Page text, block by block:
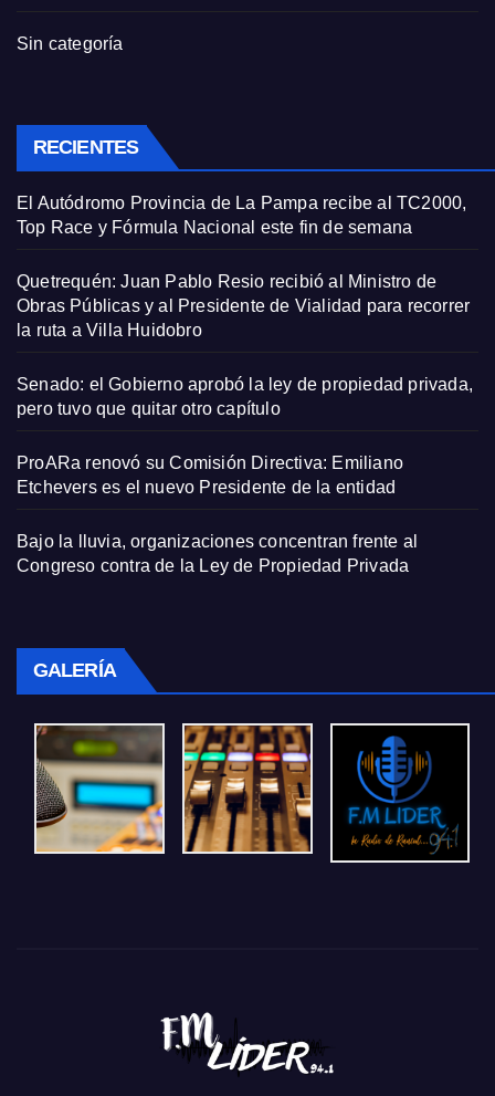
Sin categoría
RECIENTES
El Autódromo Provincia de La Pampa recibe al TC2000,
Top Race y Fórmula Nacional este fin de semana
Quetrequén: Juan Pablo Resio recibió al Ministro de
Obras Públicas y al Presidente de Vialidad para recorrer
la ruta a Villa Huidobro
Senado: el Gobierno aprobó la ley de propiedad privada,
pero tuvo que quitar otro capítulo
ProARa renovó su Comisión Directiva: Emiliano
Etchevers es el nuevo Presidente de la entidad
Bajo la lluvia, organizaciones concentran frente al
Congreso contra de la Ley de Propiedad Privada
GALERÍA